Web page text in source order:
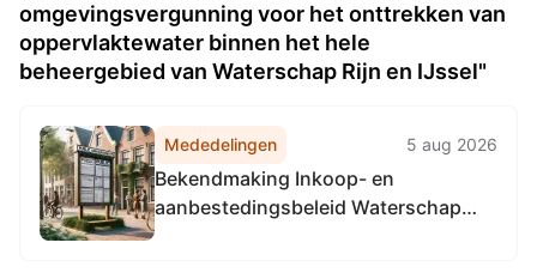
omgevingsvergunning voor het onttrekken van
oppervlaktewater binnen het hele
beheergebied van Waterschap Rijn en IJssel"
Mededelingen 5 aug 2026
Bekendmaking Inkoop- en
aanbestedingsbeleid Waterschap